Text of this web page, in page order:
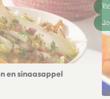
en sinaasappel
cantharellen en